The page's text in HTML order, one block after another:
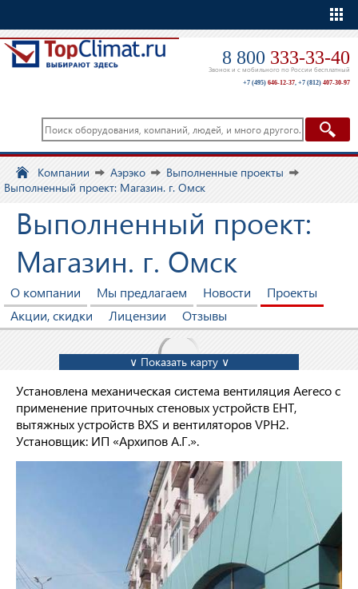
8 800 333-33-40
Звонок и с мобильного по России бесплатный
+7 (495) 646-12-37, +7 (812) 407-30-97
Компании Аэрэко
Выполненные проекты
Выполненный проект: Магазин. г. Омск
Выполненный проект:
Магазин. г. Омск
О компании Мы предлагаем Новости
Проекты
Акции, скидки
Лицензии Отзывы
∨ Показать карту ∨
Установлена механическая система вентиляция Aereco с
применение приточных стеновых устройств EHT,
вытяжных устройств BXS и вентиляторов VPH2.
Установщик: ИП «Архипов А.Г.».